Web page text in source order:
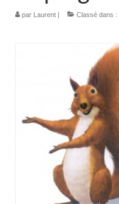
par Laurent | Classé dans :